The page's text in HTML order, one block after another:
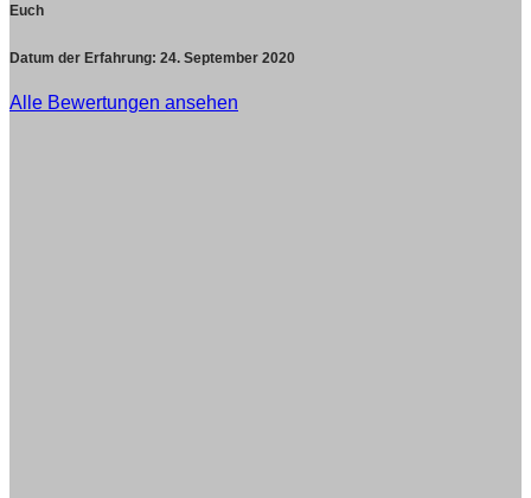
Euch
Datum der Erfahrung: 24. September 2020
Alle Bewertungen ansehen